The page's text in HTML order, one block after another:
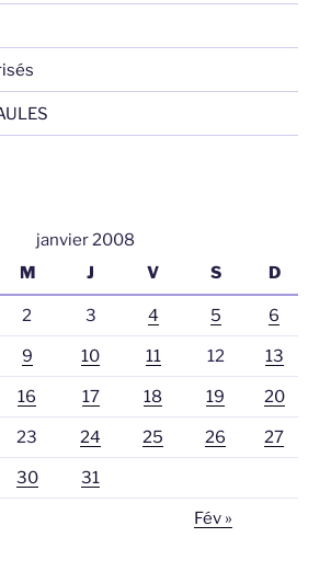
janvier 2008
M J V S D
2 3 4 5 6
9 10 11 12 13
16 17 18 19 20
23 24 25 26 27
30 31
Fév »